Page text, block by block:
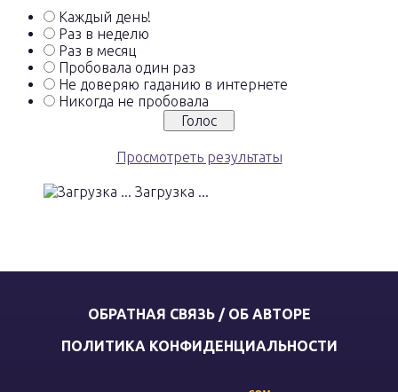
Каждый день!
Раз в неделю
Раз в месяц
Пробовала один раз
Не доверяю гаданию в интернете
Никогда не пробовала
Просмотреть результаты
Загрузка ...
ОБРАТНАЯ СВЯЗЬ / ОБ АВТОРЕ
ПОЛИТИКА КОНФИДЕНЦИАЛЬНОСТИ